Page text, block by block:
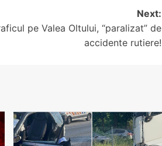
Next:
pe Valea Oltului, “paralizat” de
accidente rutiere!